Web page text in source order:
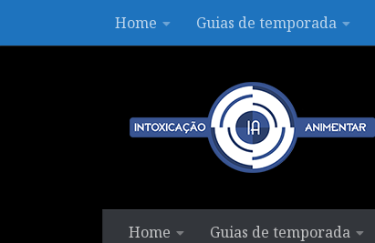
Skip to contentHome Guias de temporada
Home Guias de temporada